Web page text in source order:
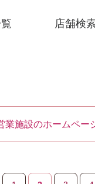
店舗検
施設のホームペー